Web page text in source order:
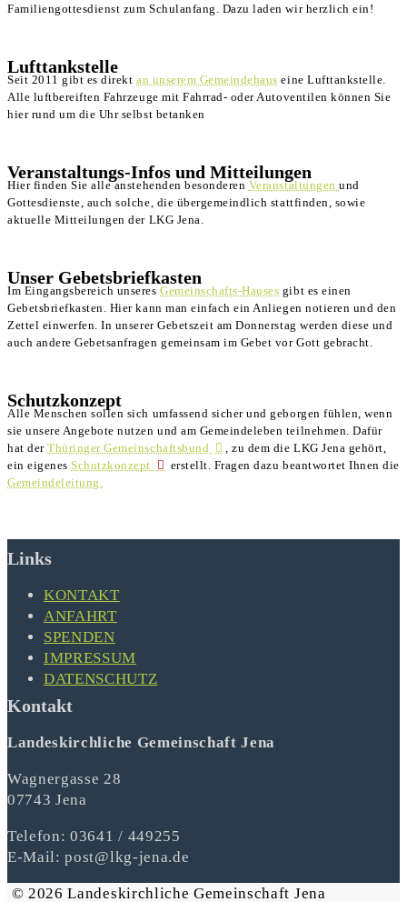
Familiengottesdienst zum Schulanfang. Dazu laden wir herzlich ein!
Lufttankstelle
Seit 2011 gibt es direkt an unserem Gemeindehaus eine Lufttankstelle.
Alle luftbereiften Fahrzeuge mit Fahrrad- oder Autoventilen können Sie
hier rund um die Uhr selbst betanken
Veranstaltungs-Infos und Mitteilungen
Hier finden Sie alle anstehenden besonderen Veranstaltungenund
Gottesdienste, auch solche, die übergemeindlich stattfinden, sowie
aktuelle Mitteilungen der LKG Jena.
Unser Gebetsbriefkasten
Im Eingangsbereich unseresGemeinschafts-Hauses gibt es einen
Gebetsbriefkasten. Hier kann man einfach ein Anliegen notieren und den
Zettel einwerfen. In unserer Gebetszeit am Donnerstag werden diese und
auch andere Gebetsanfragen gemeinsam im Gebet vor Gott gebracht.
Schutzkonzept
Alle Menschen sollen sich umfassend sicher und geborgen fühlen, wenn
sie unsere Angebote nutzen und am Gemeindeleben teilnehmen. Dafür
hat derThüringer Gemeinschaftsbund
, zu dem die LKG Jena gehört,
ein eigenesSchutzkonzept
erstellt. Fragen dazu beantwortet Ihnen die
Gemeindeleitung.
Links
KONTAKT
ANFAHRT
SPENDEN
IMPRESSUM
DATENSCHUTZ
Kontakt
Landeskirchliche Gemeinschaft Jena
Wagnergasse 28
07743 Jena
Telefon: 03641 / 449255
E-Mail: post@lkg-jena.de
© 2026 Landeskirchliche Gemeinschaft Jena